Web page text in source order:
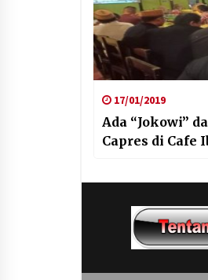
17/01/2019
Ada “Jokowi”
Capres di Cafe